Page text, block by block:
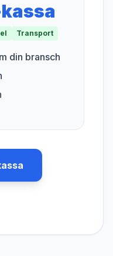
Transport
din bransch